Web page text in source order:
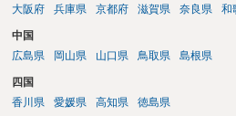
大阪府
兵庫県 京都府 滋賀県 奈良県 和
中国
広島県
岡山県 山口県 鳥取県 島根県
四国
香川県
愛媛県 高知県 徳島県